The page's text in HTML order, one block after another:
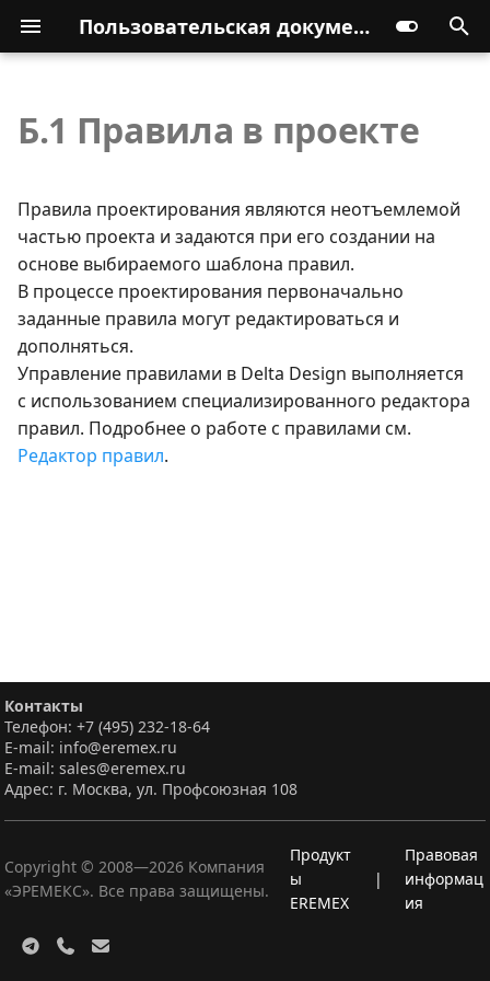
Пользовательская документация
Б.1 Правила в проекте
Правила проектирования являются неотъемлемой
частью проекта и задаются при его создании на
основе выбираемого шаблона правил.
В процессе проектирования первоначально
заданные правила могут редактироваться и
дополняться.
Управление правилами в Delta Design выполняется
с использованием специализированного редактора
правил. Подробнее о работе с правилами см.
Редактор правил.
Контакты
Телефон: +7 (495) 232-18-64
E-mail: info@eremex.ru
E-mail: sales@eremex.ru
Адрес: г. Москва, ул. Профсоюзная 108
Copyright © 2008—2026 Компания
«ЭРЕМЕКС». Все права защищены.
Продукт
ы
EREMEX
|
Правовая
информац
ия